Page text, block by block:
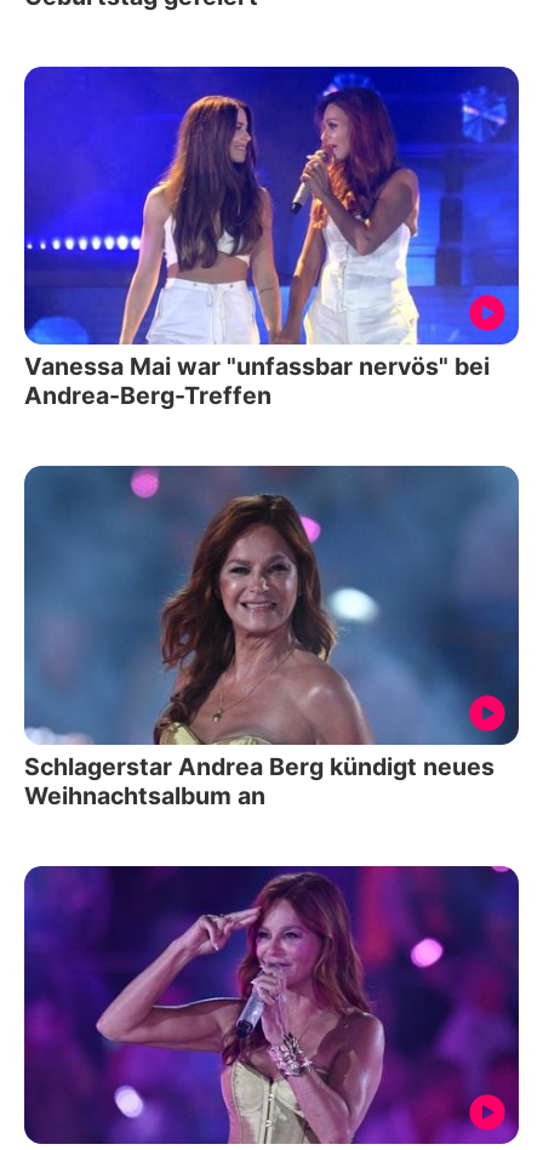
Vanessa Mai war "unfassbar nervös" bei
Andrea-Berg-Treffen
Schlagerstar Andrea Berg kündigt neues
Weihnachtsalbum an